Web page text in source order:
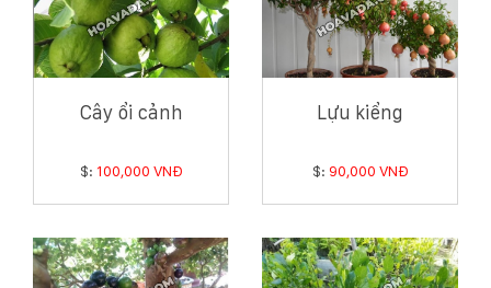
Cây ổi cảnh
$: 100,000 VNĐ
Lựu kiểng
$: 90,000 VNĐ